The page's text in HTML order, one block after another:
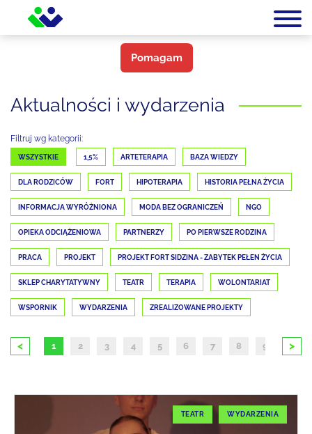
Pomagam
Aktualności i wydarzenia
Filtruj wg kategorii:
WSZYSTKIE 1,5% ARTETERAPIA BAZA WIEDZY
DLA RODZICÓW FORT HIPOTERAPIA HISTORIA PEŁNA ŻYCIA
INFORMACJA WYRÓŻNIONA MODA BEZ OGRANICZEŃ NGO
OPIEKA ODCIĄŻENIOWA PARTNERZY PO PIERWSZE RODZINA
PRACA PROJEKT PROJEKT FORT SIDZINA - ZABYTEK PEŁEN ŻYCIA
SKLEP CHARYTATYWNY TEATR TERAPIA WOLONTARIAT
WSPORNIK WYDARZENIA ZREALIZOWANE PROJEKTY
< 1 2 3 4 5 6 7 8 9 10
>
TEATR WYDARZENIA